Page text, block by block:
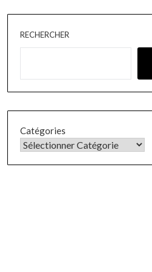
RECHERCHER
Catégories